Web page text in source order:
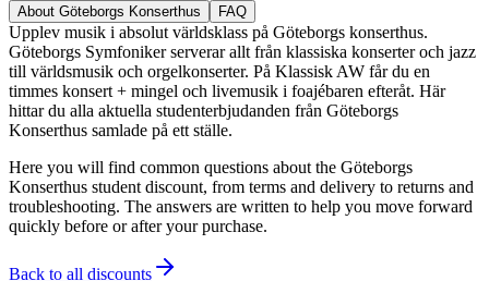
About Göteborgs Konserthus FAQ
Upplev musik i absolut världsklass på Göteborgs konserthus.
Göteborgs Symfoniker serverar allt från klassiska konserter och jazz
till världsmusik och orgelkonserter. På Klassisk AW får du en
timmes konsert + mingel och livemusik i foajébaren efteråt. Här
hittar du alla aktuella studenterbjudanden från Göteborgs
Konserthus samlade på ett ställe.
Here you will find common questions about the Göteborgs
Konserthus student discount, from terms and delivery to returns and
troubleshooting. The answers are written to help you move forward
quickly before or after your purchase.
Back to all discounts